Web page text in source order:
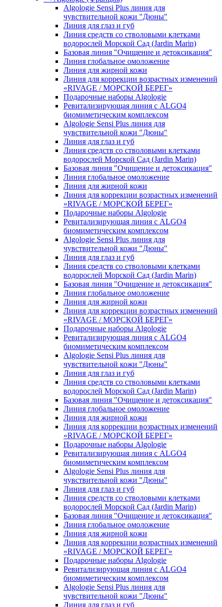
Algologie Sensi Plus линия для
чувcтвительной кожи "Дюны"
Линия для глаз и губ
Линия средств со стволовыми клетками
водорослей Морской Сад (Jardin Marin)
Базовая линия "Очищение и детоксикация"
Линия глобальное омоложение
Линия для жирной кожи
Линия для коррекции возрастных изменений
«RIVAGE / МОРСКОЙ БЕРЕГ»
Подарочные наборы Algologie
Ревитализирующая линия с ALGO4
биомиметическим комплексом
Algologie Sensi Plus линия для
чувcтвительной кожи "Дюны"
Линия для глаз и губ
Линия средств со стволовыми клетками
водорослей Морской Сад (Jardin Marin)
Базовая линия "Очищение и детоксикация"
Линия глобальное омоложение
Линия для жирной кожи
Линия для коррекции возрастных изменений
«RIVAGE / МОРСКОЙ БЕРЕГ»
Подарочные наборы Algologie
Ревитализирующая линия с ALGO4
биомиметическим комплексом
Algologie Sensi Plus линия для
чувcтвительной кожи "Дюны"
Линия для глаз и губ
Линия средств со стволовыми клетками
водорослей Морской Сад (Jardin Marin)
Базовая линия "Очищение и детоксикация"
Линия глобальное омоложение
Линия для жирной кожи
Линия для коррекции возрастных изменений
«RIVAGE / МОРСКОЙ БЕРЕГ»
Подарочные наборы Algologie
Ревитализирующая линия с ALGO4
биомиметическим комплексом
Algologie Sensi Plus линия для
чувcтвительной кожи "Дюны"
Линия для глаз и губ
Линия средств со стволовыми клетками
водорослей Морской Сад (Jardin Marin)
Базовая линия "Очищение и детоксикация"
Линия глобальное омоложение
Линия для жирной кожи
Линия для коррекции возрастных изменений
«RIVAGE / МОРСКОЙ БЕРЕГ»
Подарочные наборы Algologie
Ревитализирующая линия с ALGO4
биомиметическим комплексом
Algologie Sensi Plus линия для
чувcтвительной кожи "Дюны"
Линия для глаз и губ
Линия средств со стволовыми клетками
водорослей Морской Сад (Jardin Marin)
Базовая линия "Очищение и детоксикация"
Линия глобальное омоложение
Линия для жирной кожи
Линия для коррекции возрастных изменений
«RIVAGE / МОРСКОЙ БЕРЕГ»
Подарочные наборы Algologie
Ревитализирующая линия с ALGO4
биомиметическим комплексом
Algologie Sensi Plus линия для
чувcтвительной кожи "Дюны"
Линия для глаз и губ